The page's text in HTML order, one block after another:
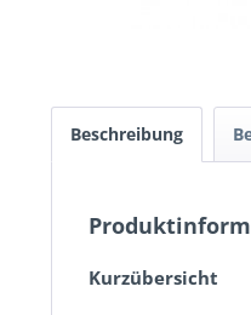
Beschreibung
Kurzübersicht